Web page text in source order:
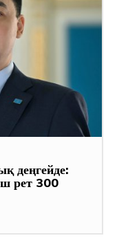
деңгейде:
рет 300